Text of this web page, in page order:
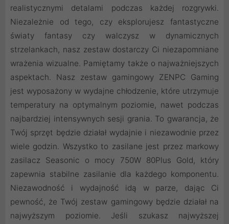
realistycznymi detalami podczas każdej rozgrywki.
Niezależnie od tego, czy eksplorujesz fantastyczne
światy fantasy czy walczysz w dynamicznych
strzelankach, nasz zestaw dostarczy Ci niezapomniane
wrażenia wizualne. Pamiętamy także o najważniejszych
aspektach. Nasz zestaw gamingowy ZENPC Gaming
jest wyposażony w wydajne chłodzenie, które utrzymuje
temperatury na optymalnym poziomie, nawet podczas
najbardziej intensywnych sesji grania. To gwarancja, że
Twój sprzęt będzie działał wydajnie i niezawodnie przez
wiele godzin. Wszystko to zasilane jest przez markowy
zasilacz Seasonic o mocy 750W 80Plus Gold, który
zapewnia stabilne zasilanie dla każdego komponentu.
Niezawodność i wydajność idą w parze, dając Ci
pewność, że Twój zestaw gamingowy będzie działał na
najwyższym poziomie. Jeśli szukasz najwyższej